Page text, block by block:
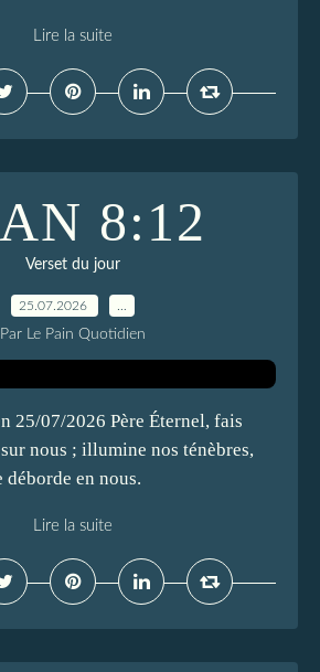
Lire la suite
8:12
Verset du jour
25.07.2026
Par Le Pain Quotidien
25/07/2026 Père Éternel, fais
nous ; illumine nos ténèbres,
en nous.
Lire la suite